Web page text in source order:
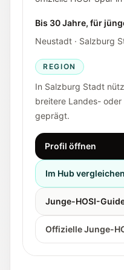
Bis 30 Jahre, für
Neustadt · Salzburg
REGION
In Salzburg Stadt
breitere Landes-
geprägt.
Profil öffnen
Im Hub vergleichen
Junge-HOSI-
Offizielle Junge-